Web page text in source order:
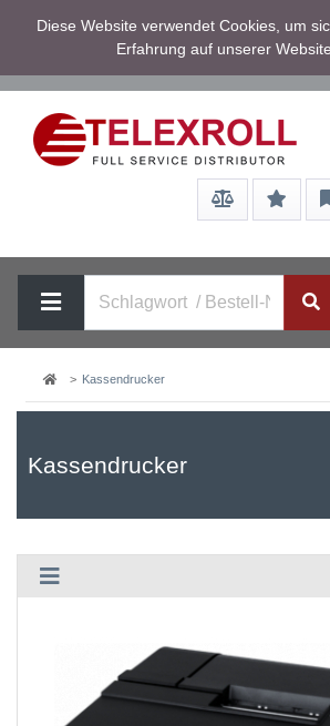
Kassendrucker
Kassendrucker
Diese Website verwendet Cookies, um
Erfahrung auf unserer